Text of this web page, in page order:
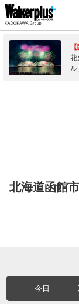
花
ル
北海道函館
今日